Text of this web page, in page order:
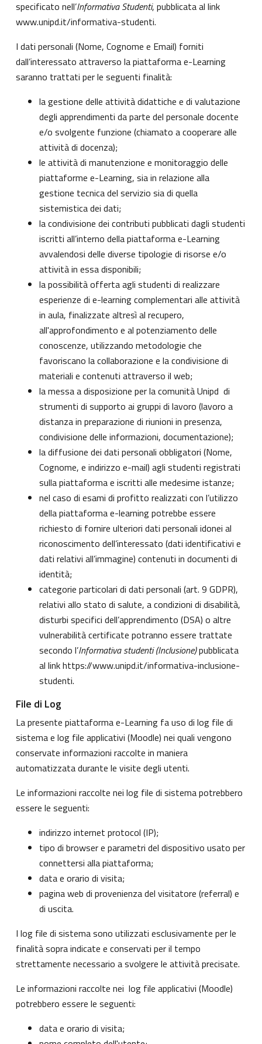
specificato nell’Informativa Studenti, pubblicata al link
www.unipd.it/informativa-studenti.
I dati personali (Nome, Cognome e Email) forniti
dall’interessato attraverso la piattaforma e-Learning
saranno trattati per le seguenti finalità:
la gestione delle attività didattiche e di valutazione
degli apprendimenti da parte del personale docente
e/o svolgente funzione (chiamato a cooperare alle
attività di docenza);
le attività di manutenzione e monitoraggio delle
piattaforme e-Learning, sia in relazione alla
gestione tecnica del servizio sia di quella
sistemistica dei dati;
la condivisione dei contributi pubblicati dagli studenti
iscritti all’interno della piattaforma e-Learning
avvalendosi delle diverse tipologie di risorse e/o
attività in essa disponibili;
la possibilità offerta agli studenti di realizzare
esperienze di e-learning complementari alle attività
in aula, finalizzate altresì al recupero,
all'approfondimento e al potenziamento delle
conoscenze, utilizzando metodologie che
favoriscano la collaborazione e la condivisione di
materiali e contenuti attraverso il web;
la messa a disposizione per la comunità Unipd di
strumenti di supporto ai gruppi di lavoro (lavoro a
distanza in preparazione di riunioni in presenza,
condivisione delle informazioni, documentazione);
la diffusione dei dati personali obbligatori (Nome,
Cognome, e indirizzo e-mail) agli studenti registrati
sulla piattaforma e iscritti alle medesime istanze;
nel caso di esami di profitto realizzati con l’utilizzo
della piattaforma e-learning potrebbe essere
richiesto di fornire ulteriori dati personali idonei al
riconoscimento dell’interessato (dati identificativi e
dati relativi all’immagine) contenuti in documenti di
identità;
categorie particolari di dati personali (art. 9 GDPR),
relativi allo stato di salute, a condizioni di disabilità,
disturbi specifici dell’apprendimento (DSA) o altre
vulnerabilità certificate potranno essere trattate
secondo l’Informativa studenti (Inclusione)pubblicata
al linkhttps://www.unipd.it/informativa-inclusione-
studenti.
File di Log
La presente piattaforma e-Learning fa uso di log file di
sistema e log file applicativi (Moodle) nei quali vengono
conservate informazioni raccolte in maniera
automatizzata durante le visite degli utenti.
Le informazioni raccolte nei log file di sistema potrebbero
essere le seguenti:
indirizzo internet protocol (IP);
tipo di browser e parametri del dispositivo usato per
connettersi alla piattaforma;
data e orario di visita;
pagina web di provenienza del visitatore (referral) e
di uscita.
I log file di sistema sono utilizzati esclusivamente per le
finalità sopra indicate e conservati per il tempo
strettamente necessario a svolgere le attività precisate.
Le informazioni raccolte nei log file applicativi (Moodle)
potrebbero essere le seguenti:
data e orario di visita;